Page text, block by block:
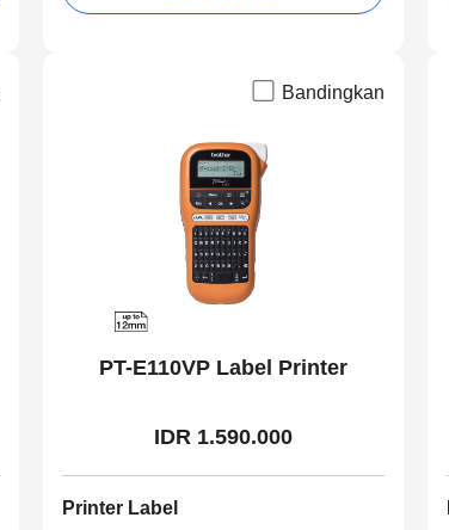
Bandingkan
PT-E110VP Label Printer
IDR 1.590.000
Printer Label